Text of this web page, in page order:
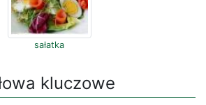
sałatka
kluczowe